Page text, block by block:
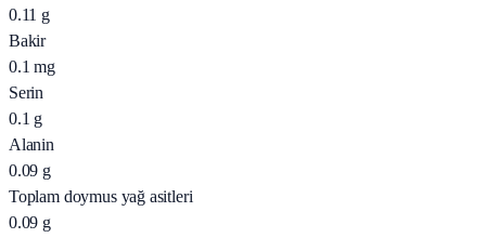
0.11 g
Bakir
0.1 mg
Serin
0.1 g
Alanin
0.09 g
Toplam doymus yağ asitleri
0.09 g